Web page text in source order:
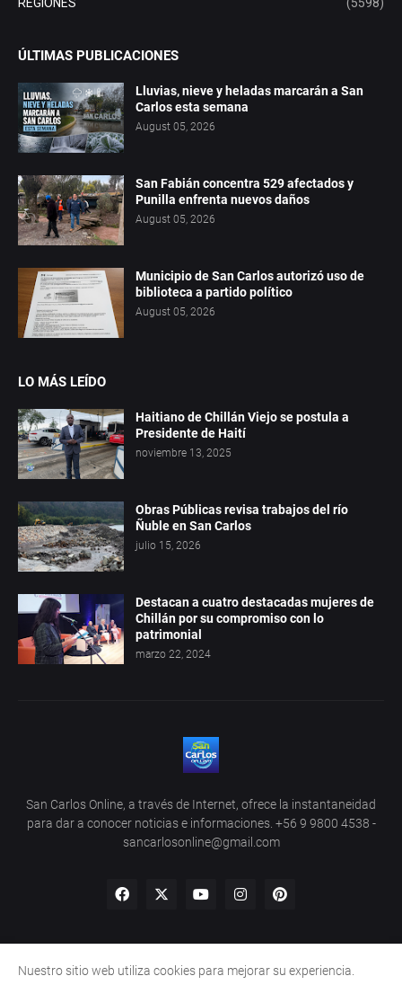
REGIONES (5598)
ÚLTIMAS PUBLICACIONES
Lluvias, nieve y heladas marcarán a San
Carlos esta semana
August 05, 2026
San Fabián concentra 529 afectados y
Punilla enfrenta nuevos daños
August 05, 2026
Municipio de San Carlos autorizó uso de
biblioteca a partido político
August 05, 2026
LO MÁS LEÍDO
Haitiano de Chillán Viejo se postula a
Presidente de Haití
noviembre 13, 2025
Obras Públicas revisa trabajos del río
Ñuble en San Carlos
julio 15, 2026
Destacan a cuatro destacadas mujeres de
Chillán por su compromiso con lo
patrimonial
marzo 22, 2024
San Carlos Online, a través de Internet, ofrece la instantaneidad
para dar a conocer noticias e informaciones. +56 9 9800 4538 -
sancarlosonline@gmail.com
Privacy Policy Contact Us
Nuestro sitio web utiliza cookies para mejorar su experiencia.